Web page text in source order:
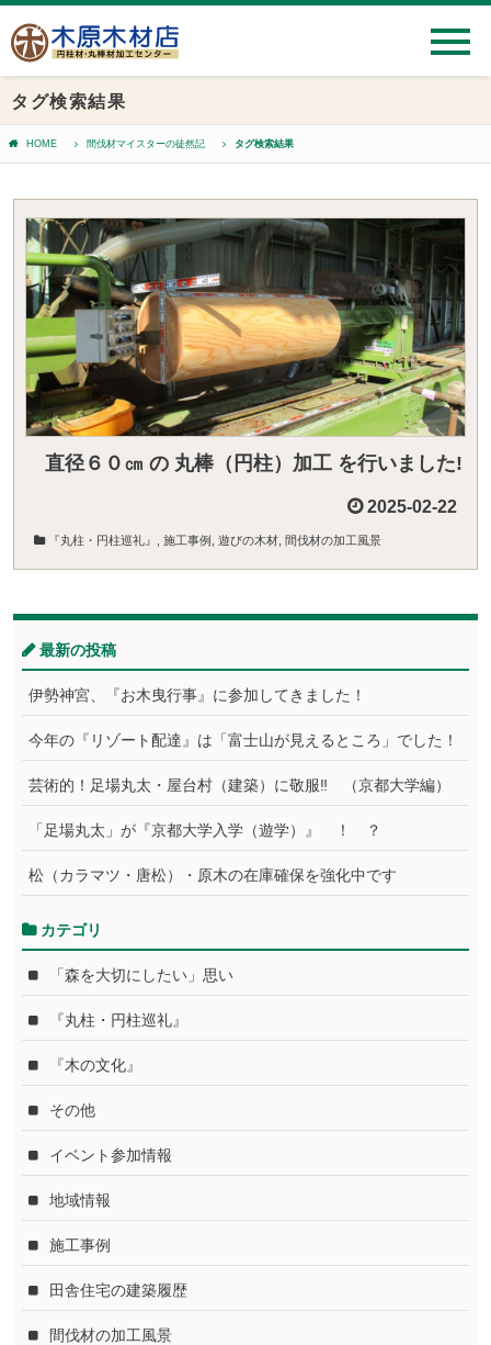
タグ検索結果
HOME 間伐材マイスターの徒然記 タグ検索結果
直径６０㎝ の 丸棒（円柱）加工 を行いました!
2025-02-22
『丸柱・円柱巡礼』 施工事例 遊びの木材 間伐材の加工風景
最新の投稿
伊勢神宮、『お木曳行事』に参加してきました！
今年の『リゾート配達』は「富士山が見えるところ」でした！
芸術的！足場丸太・屋台村（建築）に敬服‼ （京都大学編）
「足場丸太」が『京都大学入学（遊学）』 ！ ？
松（カラマツ・唐松）・原木の在庫確保を強化中です
カテゴリ
「森を大切にしたい」思い
『丸柱・円柱巡礼』
『木の文化』
その他
イベント参加情報
地域情報
施工事例
田舎住宅の建築履歴
間伐材の加工風景